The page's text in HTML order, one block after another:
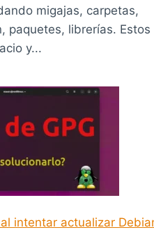
migajas, carpetas,
paquetes, librerías. Estos
y...
intentar actualizar